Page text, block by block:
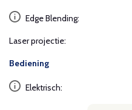
Edge Blending:
Laser projectie:
Bediening
Elektrisch: